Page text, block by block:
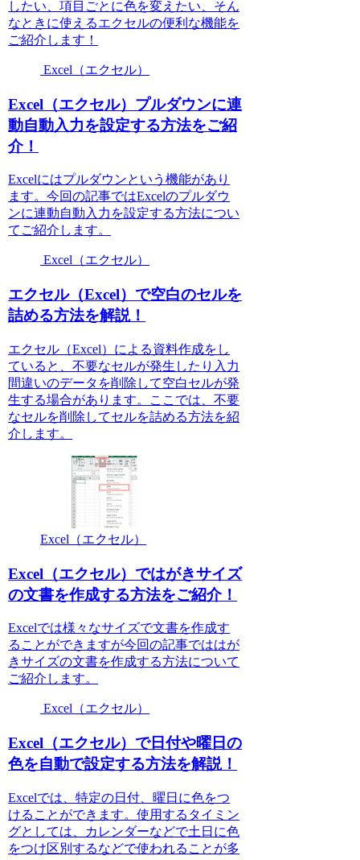
したい、項目ごとに色を変えたい、そん
なときに使えるエクセルの便利な機能を
ご紹介します！
Excel（エクセル）
Excel（エクセル）プルダウンに連
動自動入力を設定する方法をご紹
介！
Excelにはプルダウンという機能があり
ます。今回の記事ではExcelのプルダウ
ンに連動自動入力を設定する方法につい
てご紹介します。
Excel（エクセル）
エクセル（Excel）で空白のセルを
詰める方法を解説！
エクセル（Excel）による資料作成をし
ていると、不要なセルが発生したり入力
間違いのデータを削除して空白セルが発
生する場合があります。ここでは、不要
なセルを削除してセルを詰める方法を紹
介します。
Excel（エクセル）
Excel（エクセル）ではがきサイズ
の文書を作成する方法をご紹介！
Excelでは様々なサイズで文書を作成す
ることができますが今回の記事でははが
きサイズの文書を作成する方法について
ご紹介します。
Excel（エクセル）
Excel（エクセル）で日付や曜日の
色を自動で設定する方法を解説！
Excelでは、特定の日付、曜日に色をつ
けることができます。使用するタイミン
グとしては、カレンダーなどで土日に色
をつけ区別するなどで使われることが多